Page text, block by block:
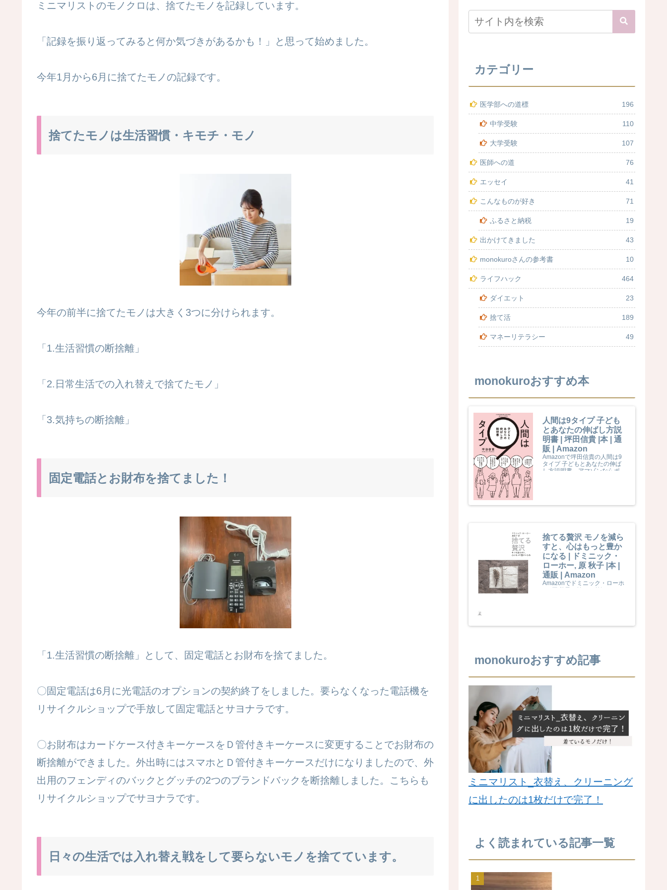
ミニマリストのモノクロは、捨てたモノを記録しています。
「記録を振り返ってみると何か気づきがあるかも！」と思って始めました。
今年1月から6月に捨てたモノの記録です。
捨てたモノは生活習慣・キモチ・モノ
今年の前半に捨てたモノは大きく3つに分けられます。
「1.生活習慣の断捨離」
「2.日常生活での入れ替えで捨てたモノ」
「3.気持ちの断捨離」
固定電話とお財布を捨てました！
「1.生活習慣の断捨離」として、固定電話とお財布を捨てました。
〇固定電話は6月に光電話のオプションの契約終了をしました。要らなくなった電話機を
リサイクルショップで手放して固定電話とサヨナラです。
〇お財布はカードケース付きキーケースをＤ管付きキーケースに変更することでお財布の
断捨離ができました。外出時にはスマホとＤ管付きキーケースだけになりましたので、外
出用のフェンディのバックとグッチの2つのブランドバックを断捨離しました。こちらも
リサイクルショップでサヨナラです。
日々の生活では入れ替え戦をして要らないモノを捨てています。
カテゴリー
医学部への道標 196
中学受験 110
大学受験 107
医師への道 76
エッセイ 41
こんなものが好き 71
ふるさと納税 19
出かけてきました 43
monokuroさんの参考書 10
ライフハック 464
ダイエット 23
捨て活 189
マネーリテラシー 49
monokuroおすすめ本
人間は9タイプ 子ども
とあなたの伸ばし方説
明書 | 坪田信貴 |本 | 通
販 | Amazon
Amazonで坪田信貴の人間は9
タイプ 子どもとあなたの伸ば
し方説明書。アマゾンならポイ
し方説明書もアマゾン配送商品
捨てる贅沢 モノを減ら
すと、心はもっと豊か
になる | ドミニック・
ローホー, 原 秋子 |本 |
通販 | Amazon
Amazonでドミニック・ローホ
対象商品は当日お届けも可能。
monokuroおすすめ記事
ミニマリスト_衣替え、クリーニング
に出したのは1枚だけで完了！
よく読まれている記事一覧